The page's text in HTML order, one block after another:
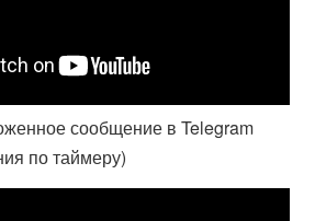
сообщение в Telegram
по таймеру)